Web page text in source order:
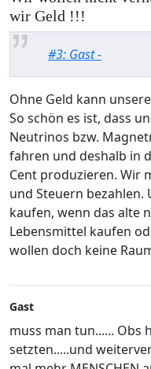
wir Geld !!!
#3: Gast -
Ohne Geld kann
So schön es ist, dass
Neutrinos bzw.
fahren und deshalb in
Cent produzieren. Wir
und Steuern bezahlen.
kaufen, wenn das alte
Lebensmittel kaufen
wollen doch keine
Gast
muss man tun...... Obs
setzten.....und